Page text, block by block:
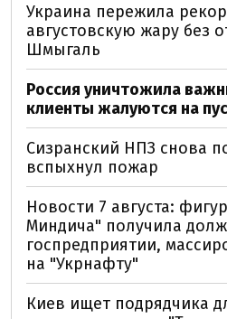
Украина пережила
августовскую жару без
Шмыгаль
Россия уничтожила
клиенты жалуются на
Сизранский НПЗ снова
вспыхнул пожар
Новости 7 августа:
Миндича" получила
госпредприятии,
на "Укрнафту"
Киев ищет подрядчика